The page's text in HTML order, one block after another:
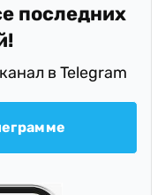
последних
в Telegram